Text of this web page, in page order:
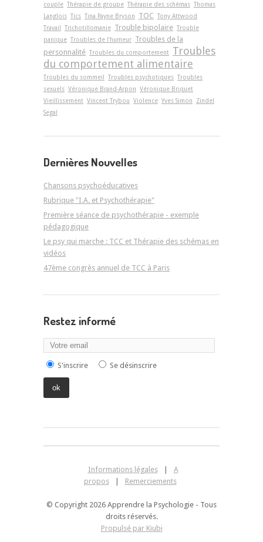
couple Thérapie de groupe Thérapie des schémas Thomas
Langlois Tics Tina Payne Bryson TOC Tony Attwood
Travail
Trichotillomanie Trouble bipolaire Trouble
panique Troubles de l'humeur Troubles de la
personnalité Troubles du comportement Troubles
du comportement alimentaire
Troubles du sommeil Troubles psychotiques Troubles
sexuels Véronique Brand-Arpon Véronique Briquet
Vieillissement Vincent Trybou Violence Yves Simon
Zindel
Segal
Dernières Nouvelles
Chansons psychoéducatives
Rubrique "I.A. et Psychothérapie"
Première séance de psychothérapie - exemple
pédagogique
Le psy qui marche : TCC et Thérapie des schémas en
vidéos
47ème congrès annuel de TCC à Paris
Restez informé
S'inscrire Se désinscrire
Informations légales
A
propos
Remerciements
© Copyright 2026 Apprendre la Psychologie - Tous
droits réservés.
Propulsé par Kiubi